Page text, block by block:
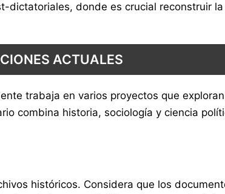
donde es crucial reconstruir
ACTUALES
trabaja en varios proyectos que
combina historia, sociología y ciencia
históricos. Considera que los